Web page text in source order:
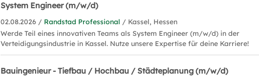
System Engineer (m/w/d)
02.08.2026 / Randstad Professional / Kassel, Hessen
Werde Teil eines innovativen Teams als System Engineer (m/w/d) in der
Verteidigungsindustrie in Kassel. Nutze unsere Expertise für deine Karriere!
Bauingenieur - Tiefbau / Hochbau / Städteplanung (m/w/d)